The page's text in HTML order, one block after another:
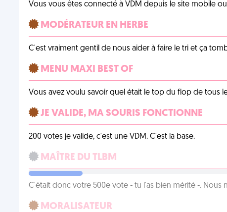
Vous vous êtes connecté à VDM depuis le site mobile
MODÉRATEUR EN HERBE
C'est vraiment gentil de nous aider à faire le tri et ça
MENU MAXI BEST OF
Vous avez voulu savoir quel était le top du flop de tous
JE VALIDE, MA SOURIS FONCTIONNE
200 votes je valide, c'est une VDM. C'est la base.
MAÎTRE DU TLBM
C'était donc votre 500e vote - tu l'as bien mérité -. Nous
MORALISATEUR